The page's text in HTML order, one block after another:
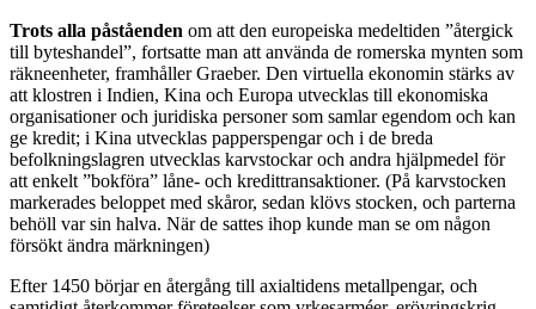
Trots alla påståenden om att den europeiska medeltiden ”återgick
till byteshandel”, fortsatte man att använda de romerska mynten som
räkneenheter, framhåller Graeber. Den virtuella ekonomin stärks av
att klostren i Indien, Kina och Europa utvecklas till ekonomiska
organisationer och juridiska personer som samlar egendom och kan
ge kredit; i Kina utvecklas papperspengar och i de breda
befolkningslagren utvecklas karvstockar och andra hjälpmedel för
att enkelt ”bokföra” låne- och kredittransaktioner. (På karvstocken
markerades beloppet med skåror, sedan klövs stocken, och parterna
behöll var sin halva. När de sattes ihop kunde man se om någon
försökt ändra märkningen)
Efter 1450 börjar en återgång till axialtidens metallpengar, och